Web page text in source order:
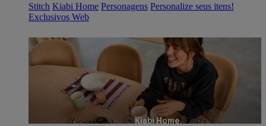
Stitch Kiabi Home Personagens Personalize seus itens!
Exclusivos Web
Kiabi Home